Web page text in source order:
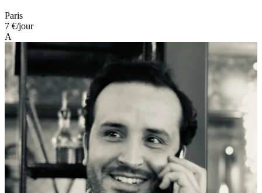
Paris
7 €/jour
A